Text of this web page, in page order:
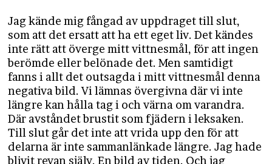
Jag kände mig fångad av uppdraget till slut,
som att det ersatt att ha ett eget liv. Det kändes
inte rätt att överge mitt vittnesmål, för att ingen
berömde eller belönade det. Men samtidigt
fanns i allt det outsagda i mitt vittnesmål denna
negativa bild. Vi lämnas övergivna där vi inte
längre kan hålla tag i och värna om varandra.
Där avståndet brustit som fjädern i leksaken.
Till slut går det inte att vrida upp den för att
delarna är inte sammanlänkade längre. Jag hade
blivit revan själv. En bild av tiden. Och jag